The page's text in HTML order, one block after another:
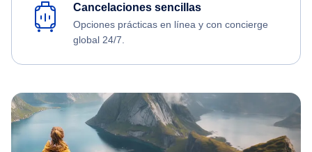
Cancelaciones sencillas
Opciones prácticas en línea y con concierge
global 24/7.